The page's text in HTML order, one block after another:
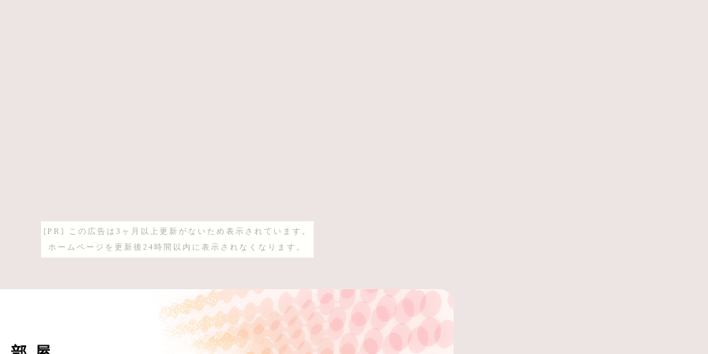
[PR] この広告は3ヶ月以上更新がないため表示されています。
ホームページを更新後24時間以内に表示されなくなります。